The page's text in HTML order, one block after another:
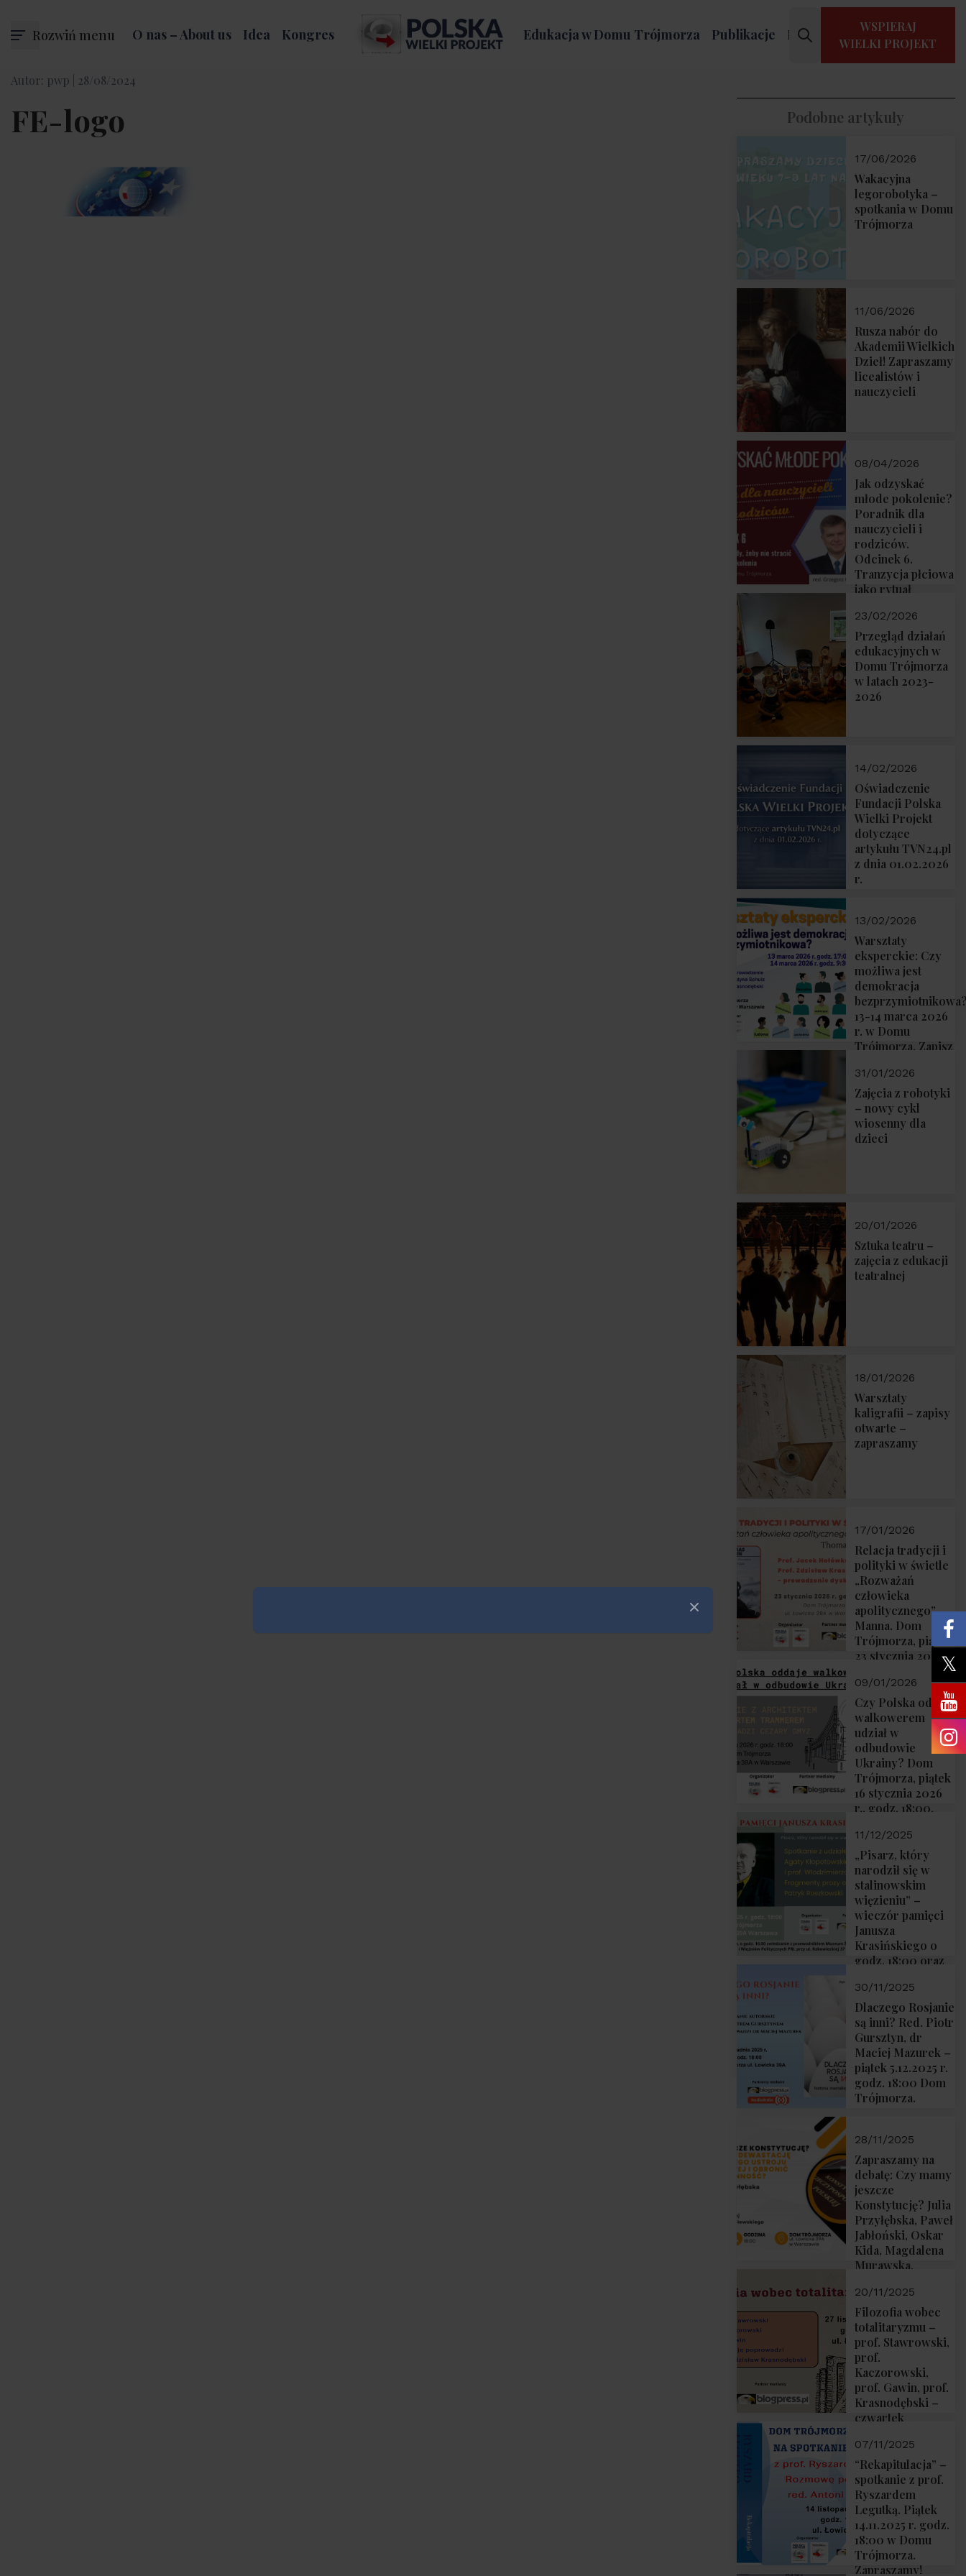
Rozwiń menu O nas – About us Idea Kongres Edukacja w Domu Trójmorza Publikacje Kontakt
WSPIERAJ
WIELKI PROJEKT
Autor: pwp | 28/08/2024
FE-logo Podobne artykuły
17/06/2026
Wakacyjna
legorobotyka –
spotkania w Domu
Trójmorza
11/06/2026
Rusza nabór do
Akademii Wielkich
Dzieł! Zapraszamy
licealistów i
nauczycieli
08/04/2026
Jak odzyskać
młode pokolenie?
Poradnik dla
nauczycieli i
rodziców.
Odcinek 6.
Tranzycja płciowa
jako rytuał
Rozmawiają red.
Grzegorz Górny i
prof. Michał
Łuczewski
23/02/2026
Przegląd działań
edukacyjnych w
Domu Trójmorza
w latach 2023-
2026
14/02/2026
Oświadczenie
Fundacji Polska
Wielki Projekt
dotyczące
artykułu TVN24.pl
z dnia 01.02.2026
r.
13/02/2026
Warsztaty
eksperckie: Czy
możliwa jest
demokracja
13-14 marca 2026
r. w Domu
Trójmorza. Zapisz
31/01/2026
Zajęcia z robotyki
– nowy cykl
wiosenny dla
dzieci
20/01/2026
Sztuka teatru –
zajęcia z edukacji
teatralnej
18/01/2026
Warsztaty
kaligrafii – zapisy
otwarte –
zapraszamy
17/01/2026
Relacja tradycji i
polityki w świetle
„Rozważań
człowieka
apolitycznego”
Manna. Dom
Trójmorza, piątek
23 stycznia 2026
Zapraszamy!
09/01/2026
Czy Polska oddaje
walkowerem
udział w
odbudowie
Ukrainy? Dom
Trójmorza, piątek
16 stycznia 2026
r., godz. 18:00.
11/12/2025
„Pisarz, który
narodził się w
stalinowskim
więzieniu” –
wieczór pamięci
Janusza
Krasińskiego o
godz. 18:00 oraz
Muzeum
Żołnierzy
Wyklętych i
Więźniów
Politycznych PRL
o godz. 16:00 – 19
grudnia 2025 r.
30/11/2025
Dlaczego Rosjanie
są inni? Red. Piotr
Gursztyn, dr
Maciej Mazurek –
piątek 5.12.2025 r.
godz. 18:00 Dom
Trójmorza.
28/11/2025
Zapraszamy na
debatę: Czy mamy
jeszcze
Konstytucję? Julia
Przyłębska, Paweł
Jabłoński, Oskar
Kida, Magdalena
Murawska,
Sobolewski – 4
grudnia 2025 r.
godz. 18:00.
20/11/2025
Filozofia wobec
totalitaryzmu –
prof. Stawrowski,
prof.
Kaczorowski,
prof. Gawin, prof.
Krasnodębski –
czwartek
18:00
07/11/2025
“Rekapitulacja” –
spotkanie z prof.
Ryszardem
Legutką. Piątek
14.11.2025 r. godz.
18:00 w Domu
Trójmorza.
Zapraszamy!
Zamknij